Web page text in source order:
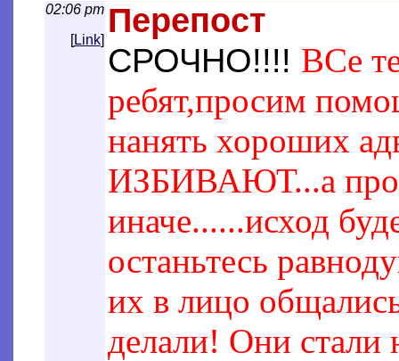
02:06 pm
[Link]
Перепост
СРОЧНО!!!! ВСе
ребят,просим
нанять хороших
ИЗБИВАЮТ...а
иначе......исход
останьтесь
их в лицо
делали! Они стали